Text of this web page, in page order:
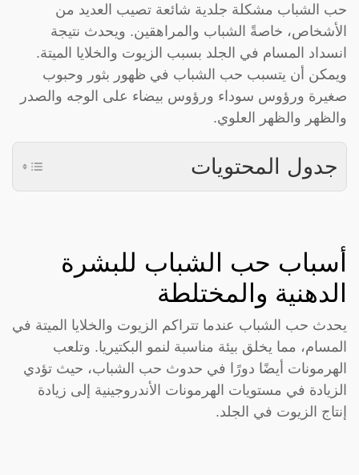
حب الشباب مشكلة جلدية شائعة تصيب العديد من
الأشخاص، خاصةً الشباب والمراهقين. ويحدث نتيجة
انسداد المسام في الجلد بسبب الزيوت والخلايا الميتة.
ويمكن أن يتسبب حب الشباب في ظهور بثور وحبوب
صغيرة ورؤوس سوداء ورؤوس بيضاء على الوجه والصدر
والظهر والظهر العلوي.
جدول المحتويات
أسباب حب الشباب للبشرة
الدهنية والمختلطة
يحدث حب الشباب عندما تتراكم الزيوت والخلايا الميتة في
المسام، مما يخلق بيئة مناسبة لنمو البكتيريا. وتلعب
الهرمونات أيضًا دورًا في حدوث حب الشباب، حيث تؤدي
الزيادة في مستويات الهرمونات الأندروجينية إلى زيادة
إنتاج الزيوت في الجلد.